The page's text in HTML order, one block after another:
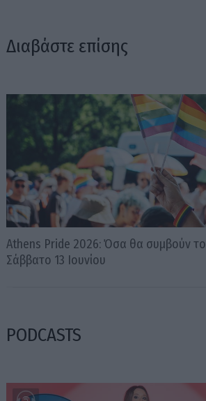
Διαβάστε επίσης
Athens Pride 2026: Όσα θα συμβούν το
Σάββατο 13 Ιουνίου
PODCASTS